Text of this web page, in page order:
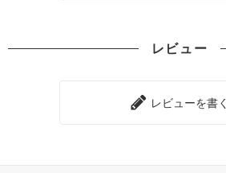
レビュー
レビューを書く